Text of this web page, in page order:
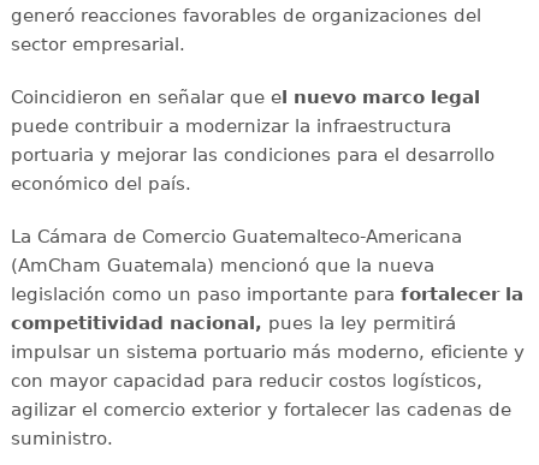
generó reacciones favorables de organizaciones del
sector empresarial.
Coincidieron en señalar que el nuevo marco legal
puede contribuir a modernizar la infraestructura
portuaria y mejorar las condiciones para el desarrollo
económico del país.
La Cámara de Comercio Guatemalteco-Americana
(AmCham Guatemala) mencionó que la nueva
legislación como un paso importante para fortalecer la
competitividad nacional, pues la ley permitirá
impulsar un sistema portuario más moderno, eficiente y
con mayor capacidad para reducir costos logísticos,
agilizar el comercio exterior y fortalecer las cadenas de
suministro.